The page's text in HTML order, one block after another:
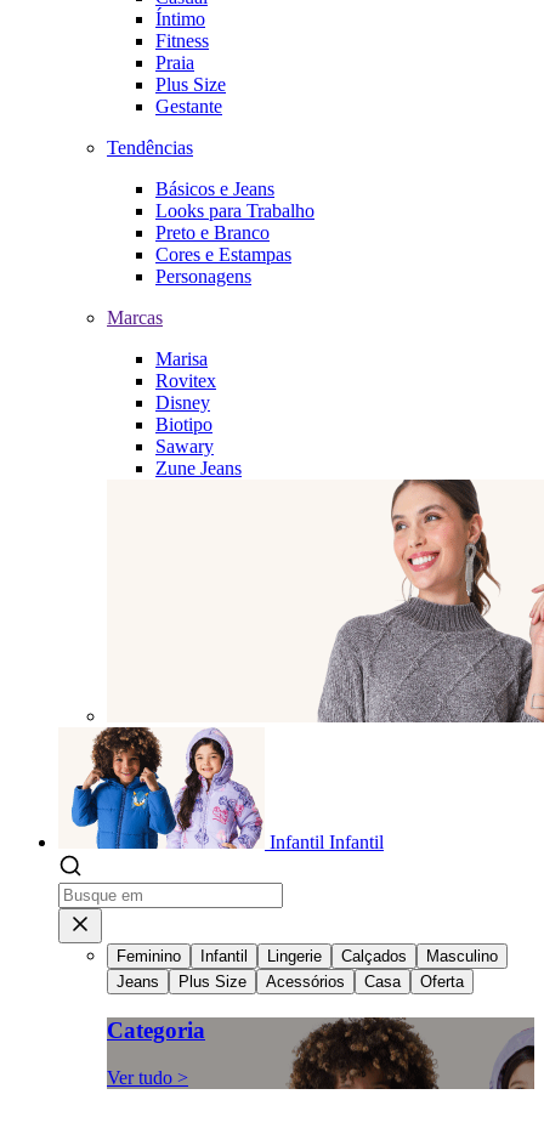
Íntimo
Fitness
Praia
Plus Size
Gestante
Tendências
Básicos e Jeans
Looks para Trabalho
Preto e Branco
Cores e Estampas
Personagens
Marcas
Marisa
Rovitex
Disney
Biotipo
Sawary
Zune Jeans
Infantil Infantil
Feminino Infantil Lingerie Calçados
Masculino
Jeans
Plus Size Acessórios Casa Oferta
Categoria
Ver tudo >